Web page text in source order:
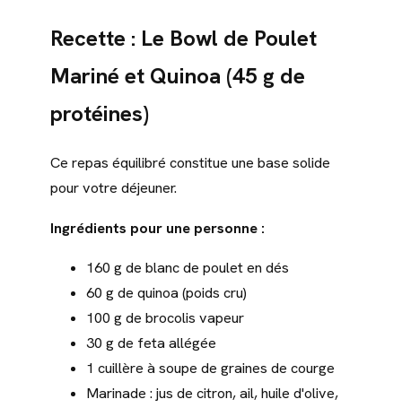
Recette : Le Bowl de Poulet
Mariné et Quinoa (45 g de
protéines)
Ce repas équilibré constitue une base solide
pour votre déjeuner.
Ingrédients pour une personne :
160 g de blanc de poulet en dés
60 g de quinoa (poids cru)
100 g de brocolis vapeur
30 g de feta allégée
1 cuillère à soupe de graines de courge
Marinade : jus de citron, ail, huile d'olive,